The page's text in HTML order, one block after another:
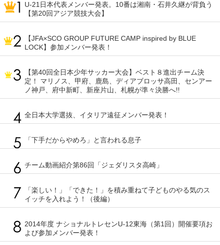
U-21日本代表メンバー発表。10番は湘南・石井久継が背負う
【第20回アジア競技大会】
【JFA×SCO GROUP FUTURE CAMP inspired by BLUE
LOCK】参加メンバー発表！
【第40回全日本少年サッカー大会】ベスト８進出チーム決
定！ マリノス、甲府、鹿島、ディアブロッサ高田、センアー
ノ神戸、府中新町、新座片山、札幌が準々決勝へ!!
全日本大学選抜、イタリア遠征メンバー発表！
「下手だからやめろ」と言われる息子
チーム動画紹介第86回「ジェダリスタ高崎」
「楽しい！」「できた！」を積み重ねて子どものやる気のス
イッチを入れよう！（後編）
2014年度 ナショナルトレセンU-12東海（第1回）開催要項お
よび参加メンバー発表！